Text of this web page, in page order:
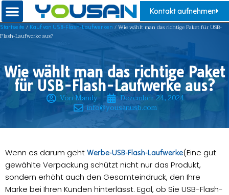
Kontakt aufnehmen
Startseite / Kauf von USB-Flash-Laufwerken / Wie wählt man das richtige Paket für USB-
Flash-Laufwerke aus?
Wie wählt man das richtige Paket
für USB-Flash-Laufwerke aus?
Von Mandy
Dezember 24, 2024
info@yousanusb.com
Wenn es darum geht Werbe-USB-Flash-Laufwerke(Eine gut
gewählte Verpackung schützt nicht nur das Produkt,
sondern erhöht auch den Gesamteindruck, den Ihre
Marke bei Ihren Kunden hinterlässt. Egal, ob Sie USB-Flash-